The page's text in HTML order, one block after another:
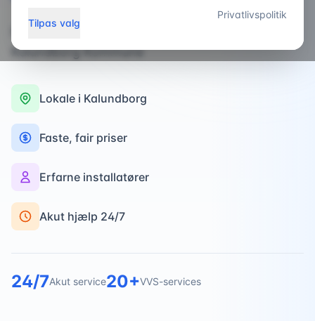
Professionel VVS-service i Kalundborg og hele
Kalundborg Kommune
Lokale i Kalundborg
Faste, fair priser
Erfarne installatører
Akut hjælp 24/7
24/7Akut service20+VVS-services
Tilpas valg
Privatlivspolitik